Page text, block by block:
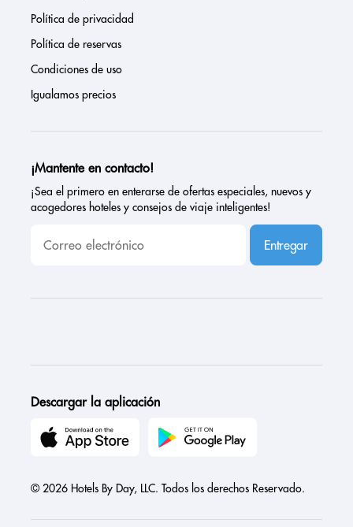
Política de privacidad
Política de reservas
Condiciones de uso
Igualamos precios
¡Mantente en contacto!
¡Sea el primero en enterarse de ofertas especiales, nuevos y
acogedores hoteles y consejos de viaje inteligentes!
Entregar
Descargar la aplicación
© 2026 Hotels By Day, LLC. Todos los derechos Reservado.